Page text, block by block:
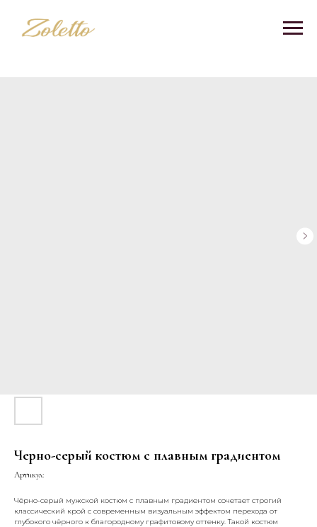
Черно-серый костюм с плавным градиентом
Артикул:
Чёрно-серый мужской костюм с плавным градиентом сочетает строгий
классический крой с современным визуальным эффектом перехода от
глубокого чёрного к благородному графитовому оттенку. Такой костюм